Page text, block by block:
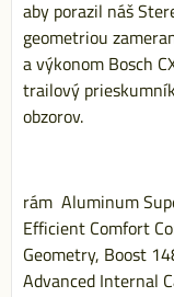
aby porazil náš
geometriou
a výkonom Bosch
trailový
obzorov.
rám Aluminum
Efficient Comfort
Geometry, Boost
Advanced Internal